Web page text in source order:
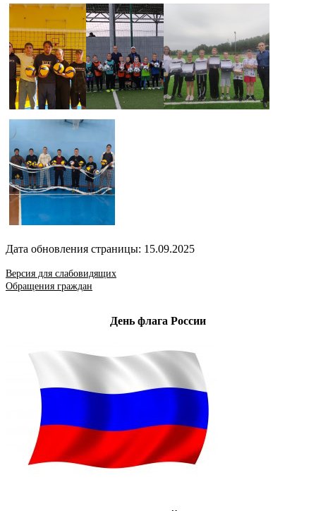
Дата обновления страницы: 15.09.2025
Версия для слабовидящих
Обращения граждан
День флага России